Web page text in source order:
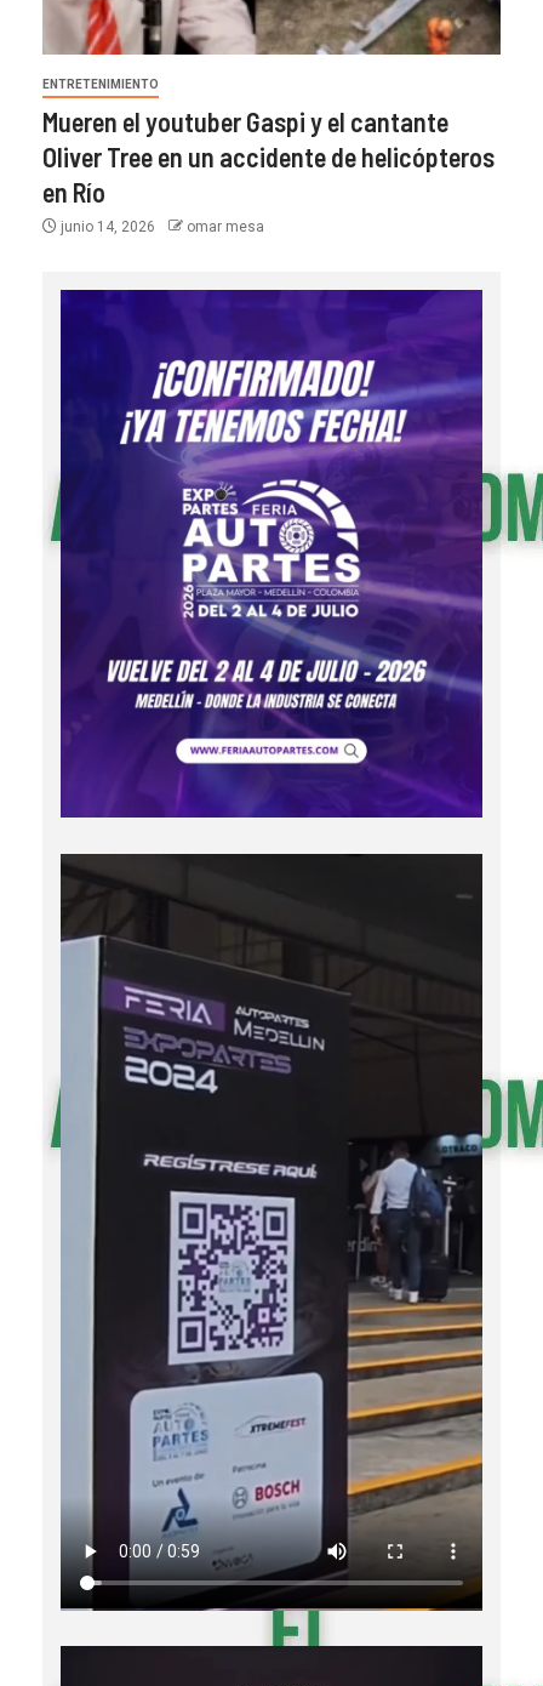
ENTRETENIMIENTO
Mueren el youtuber Gaspi y el cantante
Oliver Tree en un accidente de helicópteros
en Río
junio 14, 2026 omar mesa